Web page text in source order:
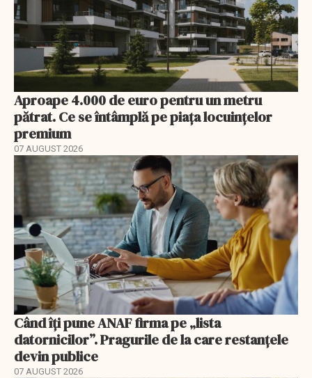
Aproape 4.000 de euro pentru un metru
pătrat. Ce se întâmplă pe piața locuințelor
premium
07 AUGUST 2026
Când îți pune ANAF firma pe „lista
datornicilor”. Pragurile de la care restanțele
devin publice
07 AUGUST 2026